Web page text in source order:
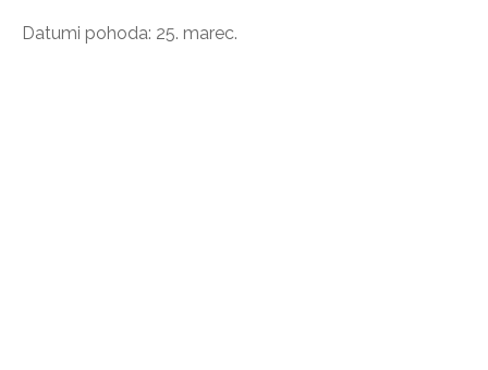
Datumi pohoda: 25. marec.